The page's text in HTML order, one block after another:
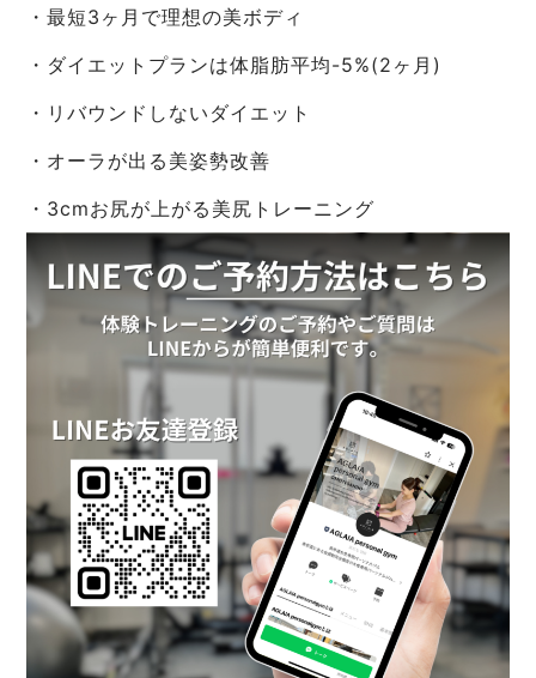
・最短3ヶ月で理想の美ボディ
・ダイエットプランは体脂肪平均-5%(2ヶ月)
・リバウンドしないダイエット
・オーラが出る美姿勢改善
・3cmお尻が上がる美尻トレーニング